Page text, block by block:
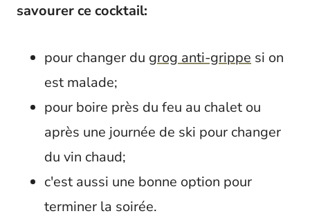
savourer ce cocktail:
pour changer du grog anti-grippe si on
est malade;
pour boire près du feu au chalet ou
après une journée de ski pour changer
du vin chaud;
c'est aussi une bonne option pour
terminer la soirée.